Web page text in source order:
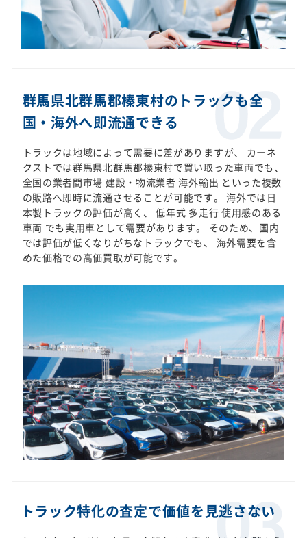
群馬県北群馬郡榛東村のトラックも全
国・海外へ即流通できる
トラックは地域によって需要に差がありますが、 カーネ
クストでは群馬県北群馬郡榛東村で買い取った車両でも、
全国の業者間市場 建設・物流業者 海外輸出 といった複数
の販路へ即時に流通させることが可能です。 海外では日
本製トラックの評価が高く、 低年式 多走行 使用感のある
車両 でも実用車として需要があります。 そのため、国内
では評価が低くなりがちなトラックでも、 海外需要を含
めた価格での高価買取が可能です。
トラック特化の査定で価値を見逃さない